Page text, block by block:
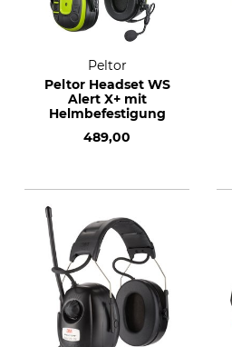
Peltor
Peltor Headset WS
Alert X+ mit
Helmbefestigung
489,00